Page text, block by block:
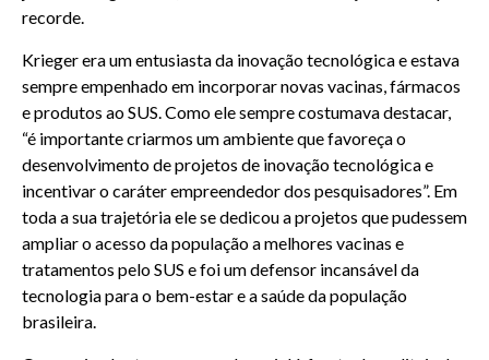
recorde.
Krieger era um entusiasta da inovação tecnológica e estava
sempre empenhado em incorporar novas vacinas, fármacos
e produtos ao SUS. Como ele sempre costumava destacar,
“é importante criarmos um ambiente que favoreça o
desenvolvimento de projetos de inovação tecnológica e
incentivar o caráter empreendedor dos pesquisadores”. Em
toda a sua trajetória ele se dedicou a projetos que pudessem
ampliar o acesso da população a melhores vacinas e
tratamentos pelo SUS e foi um defensor incansável da
tecnologia para o bem-estar e a saúde da população
brasileira.